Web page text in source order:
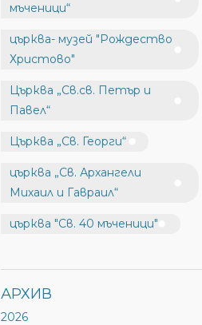
мъченици“
църква- музей "Рождество
Христово"
Църква „Св.св. Петър и
Павел“
Църква „Св. Георги“
църква „Св. Архангели
Михаил и Гавраил“
църква "Св. 40 мъченици"
АРХИВ
2026